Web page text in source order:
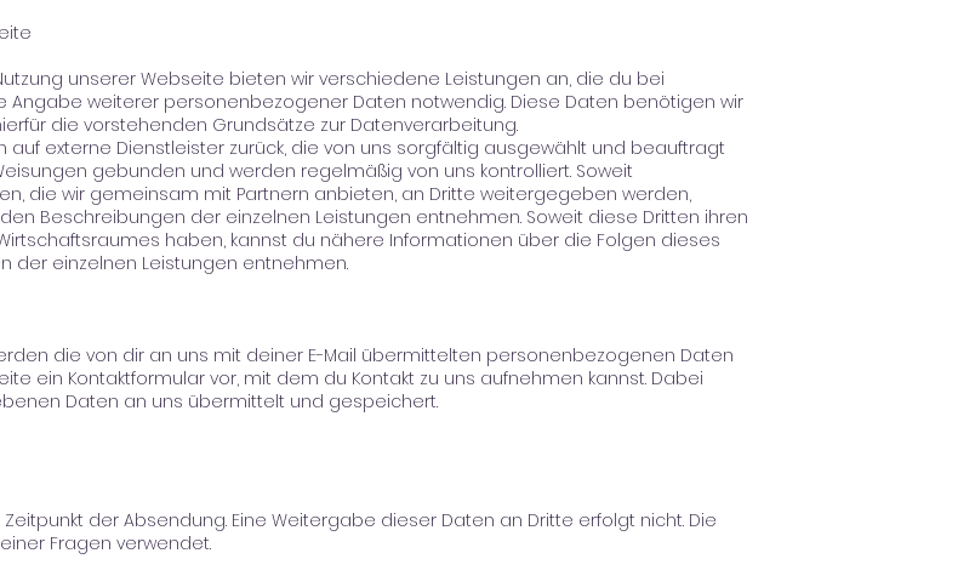
unserer Webseite bieten wir verschiedene Leistungen an, die du bei
Angabe weiterer personenbezogener Daten notwendig. Diese Daten benötigen wir
die vorstehenden Grundsätze zur Datenverarbeitung.
auf externe Dienstleister zurück, die von uns sorgfältig ausgewählt und beauftragt
gebunden und werden regelmäßig von uns kontrolliert. Soweit
die wir gemeinsam mit Partnern anbieten, an Dritte weitergegeben werden,
Beschreibungen der einzelnen Leistungen entnehmen. Soweit diese Dritten ihren
haben, kannst du nähere Informationen über die Folgen dieses
der einzelnen Leistungen entnehmen.
die von dir an uns mit deiner E-Mail übermittelten personenbezogenen Daten
ein Kontaktformular vor, mit dem du Kontakt zu uns aufnehmen kannst. Dabei
Daten an uns übermittelt und gespeichert.
der Absendung. Eine Weitergabe dieser Daten an Dritte erfolgt nicht. Die
Fragen verwendet.